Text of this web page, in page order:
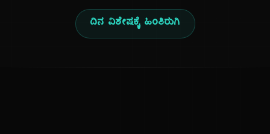
ದಿನ ವಿಶೇಷಕ್ಕೆ ಹಿಂತಿರುಗಿ